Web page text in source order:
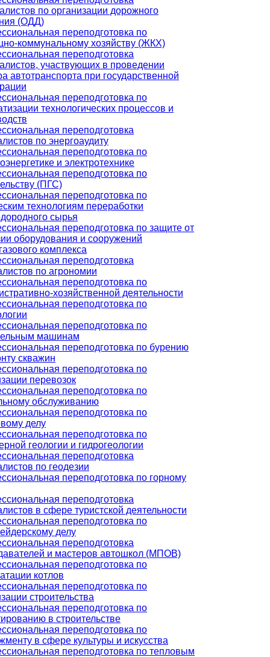
по организации дорожного
(ОДД)
переподготовка по
коммунальному хозяйству (ЖКХ)
переподготовка
участвующих в проведении
автотранспорта при государственной
переподготовка по
технологических процессов и
переподготовка
по энергоаудиту
переподготовка по
и электротехнике
переподготовка по
(ПГС)
переподготовка по
технологиям переработки
сырья
переподготовка по защите от
оборудования и сооружений
комплекса
переподготовка
по агрономии
переподготовка по
хозяйственной деятельности
переподготовка по
переподготовка по
машинам
переподготовка по бурению
скважин
переподготовка по
перевозок
переподготовка по
обслуживанию
переподготовка по
делу
переподготовка по
геологии и гидрогеологии
переподготовка
по геодезии
переподготовка по горному
переподготовка
в сфере туристской деятельности
переподготовка по
делу
переподготовка
и мастеров автошкол (МПОВ)
переподготовка по
котлов
переподготовка по
строительства
переподготовка по
в строительстве
переподготовка по
в сфере культуры и искусства
переподготовка по тепловым